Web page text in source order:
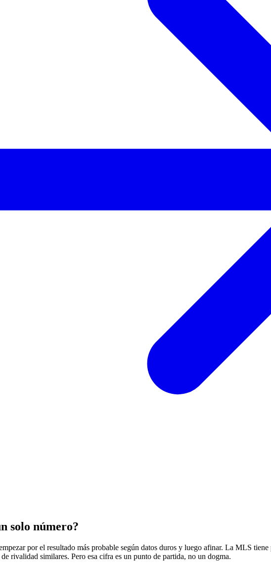
solo número?
por el resultado más probable según datos duros y luego afinar. La MLS
rivalidad similares. Pero esa cifra es un punto de partida, no un dogma.